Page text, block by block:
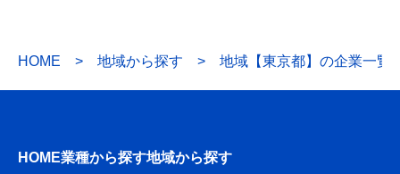
HOME > 地域から探す > 地域【東京都】の企業一覧
HOME業種から探す地域から探す